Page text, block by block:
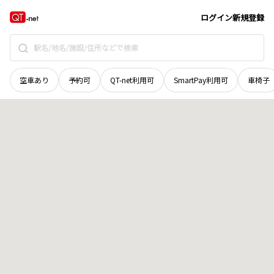
ログイン新規登録
空車あり 予約可 QT-net利用可 SmartPay利用可 車椅子
長野県